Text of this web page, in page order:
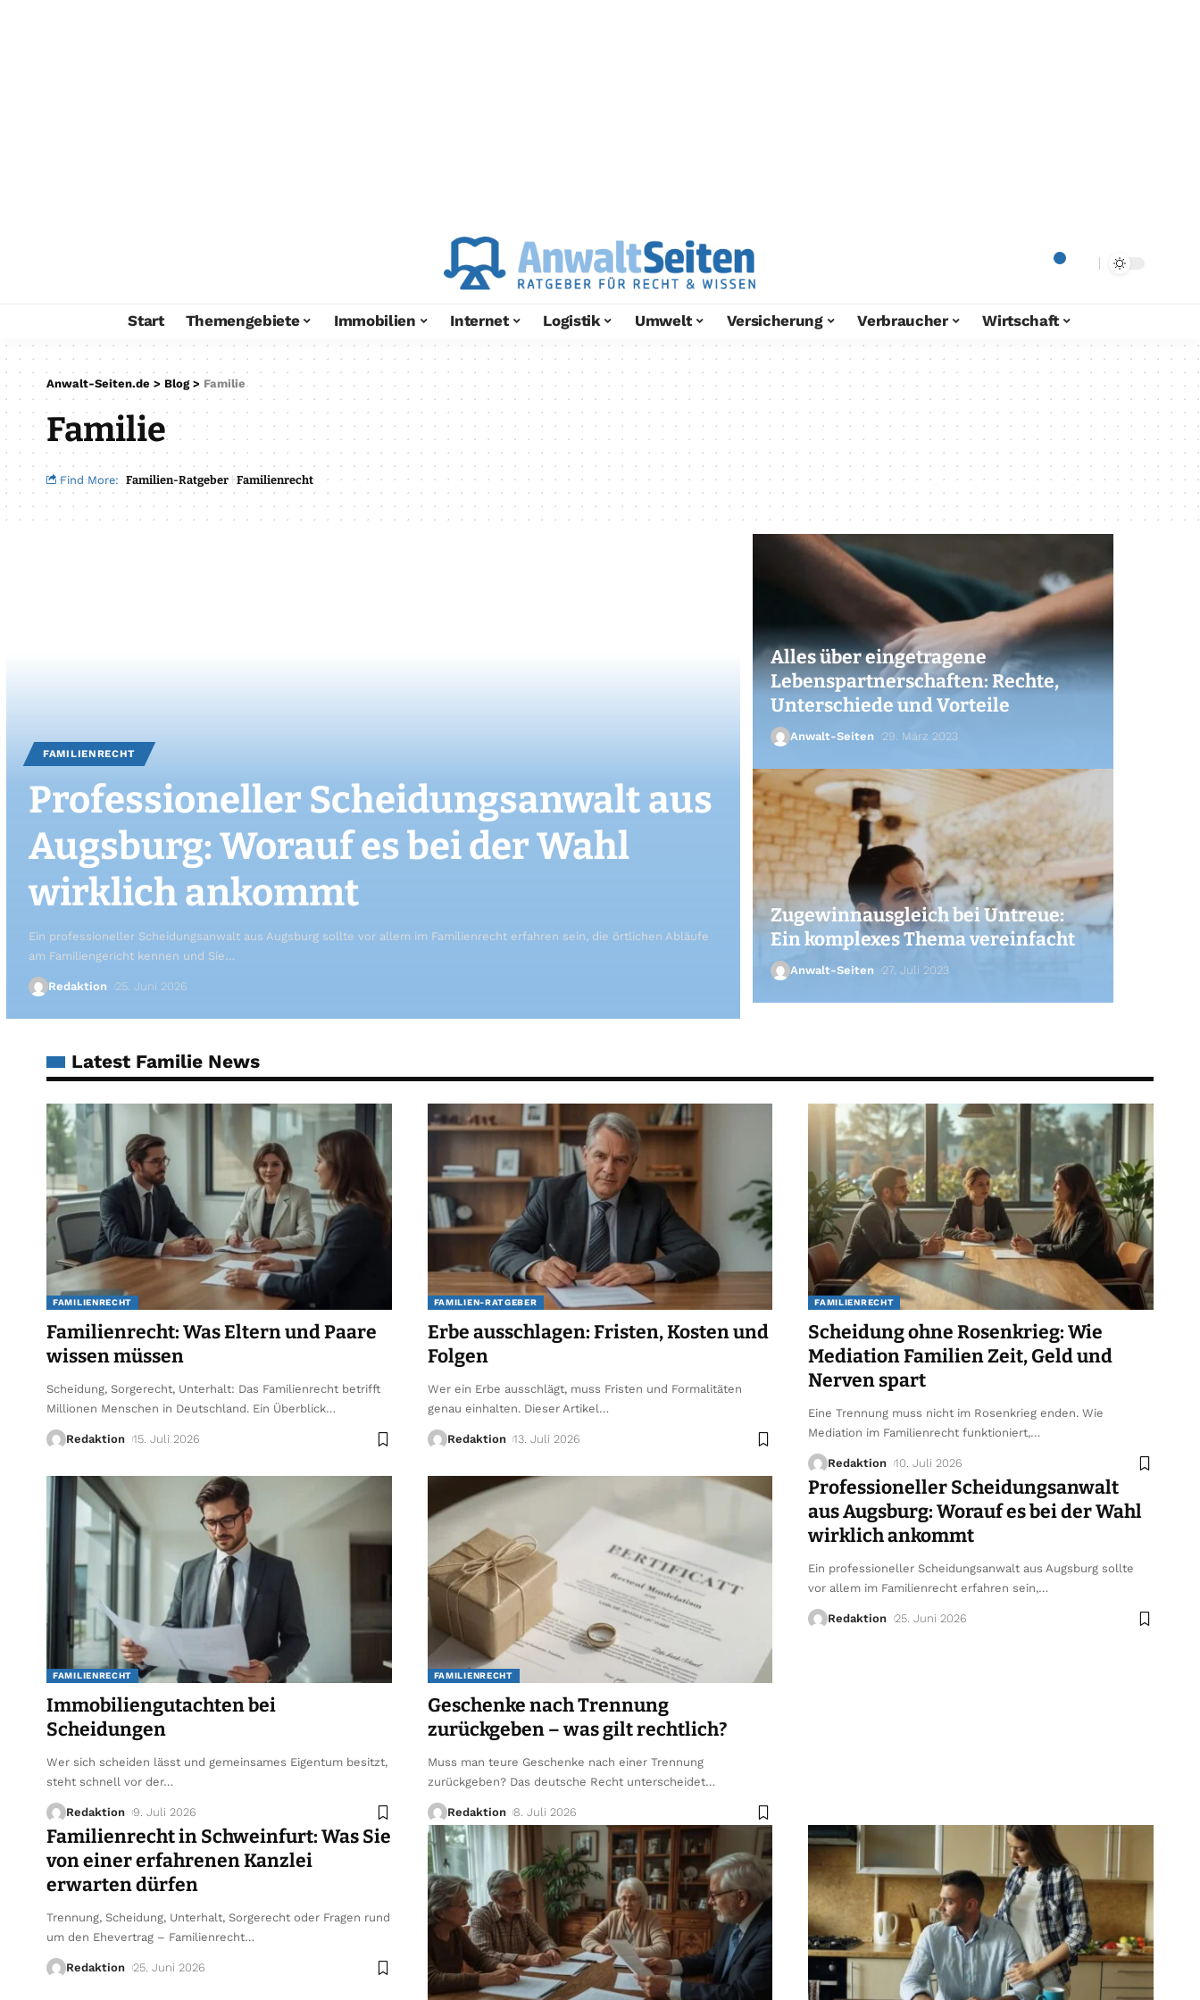
Start Themengebiete Immobilien Internet Logistik Umwelt Versicherung Verbraucher Wirtschaft
Anwalt-Seiten.de > Blog> Familie
Familie
Find More: Familien-Ratgeber Familienrecht
FAMILIENRECHT
Professioneller Scheidungsanwalt aus
Augsburg: Worauf es bei der Wahl
wirklich ankommt
Ein professioneller Scheidungsanwalt aus Augsburg sollte vor allem im Familienrecht erfahren sein, die örtlichen Abläufe
am Familiengericht kennen und Sie…
Redaktion 25. Juni 2026
Alles über eingetragene
Lebenspartnerschaften: Rechte,
Unterschiede und Vorteile
Anwalt-Seiten 29. März 2023
Zugewinnausgleich bei Untreue:
Ein komplexes Thema vereinfacht
Anwalt-Seiten 27. Juli 2023
Latest Familie News
FAMILIENRECHT
Familienrecht: Was Eltern und Paare
wissen müssen
Scheidung, Sorgerecht, Unterhalt: Das Familienrecht betrifft
Millionen Menschen in Deutschland. Ein Überblick…
Redaktion 15. Juli 2026
FAMILIEN-RATGEBER
Erbe ausschlagen: Fristen, Kosten und
Folgen
Wer ein Erbe ausschlägt, muss Fristen und Formalitäten
genau einhalten. Dieser Artikel…
Redaktion 13. Juli 2026
FAMILIENRECHT
Scheidung ohne Rosenkrieg: Wie
Mediation Familien Zeit, Geld und
Nerven spart
Eine Trennung muss nicht im Rosenkrieg enden. Wie
Mediation im Familienrecht funktioniert,…
Redaktion 10. Juli 2026
FAMILIENRECHT
Immobiliengutachten bei
Scheidungen
Wer sich scheiden lässt und gemeinsames Eigentum besitzt,
steht schnell vor der…
Redaktion 9. Juli 2026
FAMILIENRECHT
Geschenke nach Trennung
zurückgeben – was gilt rechtlich?
Muss man teure Geschenke nach einer Trennung
zurückgeben? Das deutsche Recht unterscheidet…
Redaktion 8. Juli 2026
Professioneller Scheidungsanwalt
aus Augsburg: Worauf es bei der Wahl
wirklich ankommt
Ein professioneller Scheidungsanwalt aus Augsburg sollte
vor allem im Familienrecht erfahren sein,…
Redaktion 25. Juni 2026
Familienrecht in Schweinfurt: Was Sie
von einer erfahrenen Kanzlei
erwarten dürfen
Trennung, Scheidung, Unterhalt, Sorgerecht oder Fragen rund
um den Ehevertrag – Familienrecht…
Redaktion 25. Juni 2026